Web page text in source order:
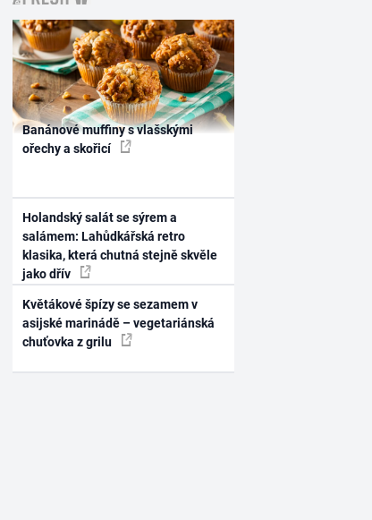
Banánové muffiny s vlašskými
ořechy a skořicí
Holandský salát se sýrem a
salámem: Lahůdkářská retro
klasika, která chutná stejně skvěle
jako dřív
Květákové špízy se sezamem v
asijské marinádě – vegetariánská
chuťovka z grilu